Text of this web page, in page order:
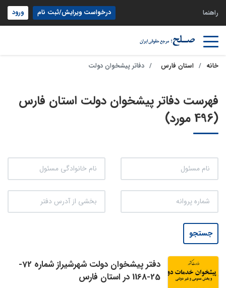
راهنما درخواست ویرایش/ثبت نام ورود
خانه استان فارس دفاتر پیشخوان دولت
فهرست دفاتر پیشخوان دولت استان فارس
(496 مورد)
جستجو
دفتر پیشخوان دولت شهرشیراز شماره 72-
25-1168 در استان فارس